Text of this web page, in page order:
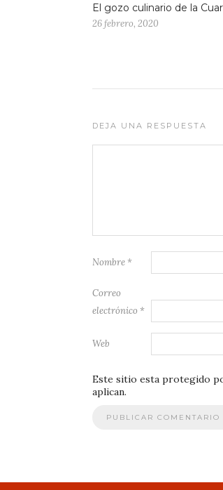
El gozo culinario de la
26 febrero, 2020
DEJA UNA RESPUESTA
Nombre *
Correo
electrónico *
Web
Este sitio esta protegido
aplican.